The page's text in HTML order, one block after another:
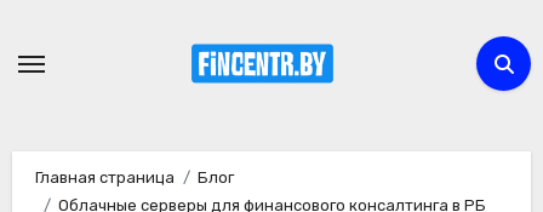
Главная страница
Блог
Облачные серверы для финансового консалтинга в РБ